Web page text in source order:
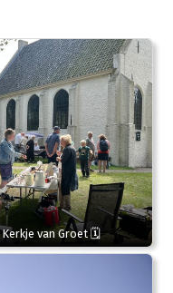
van Groet 🗓